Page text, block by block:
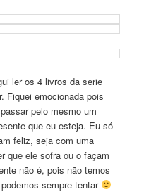
ler os 4 livros da serie
Fiquei emocionada pois
pelo mesmo um
que eu esteja. Eu só
feliz, seja com uma
que ele sofra ou o façam
não é, pois não temos
sempre tentar